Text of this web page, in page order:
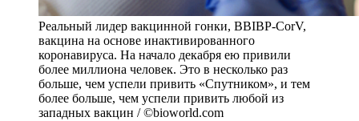
Реальный лидер вакцинной гонки, BBIBP-CorV,
вакцина на основе инактивированного
коронавируса. На начало декабря ею привили
более миллиона человек. Это в несколько раз
больше, чем успели привить «Спутником», и тем
более больше, чем успели привить любой из
западных вакцин / ©bioworld.com